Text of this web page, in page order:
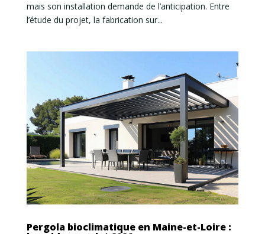
mais son installation demande de l’anticipation. Entre
l’étude du projet, la fabrication sur...
Pergola bioclimatique en Maine-et-Loire :